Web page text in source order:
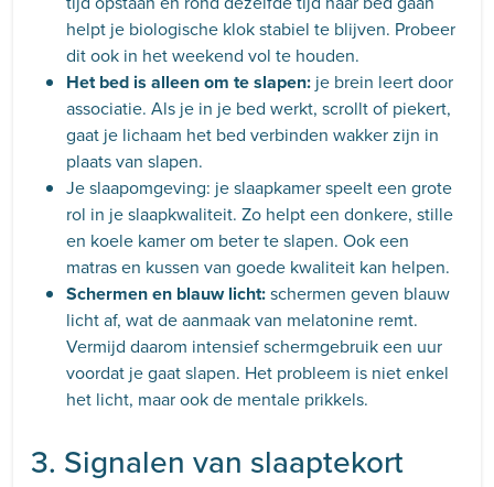
helpt je biologische klok stabiel te blijven. Probeer
dit ook in het weekend vol te houden.
Het bed is alleen om te slapen: je brein leert door
associatie. Als je in je bed werkt, scrollt of piekert,
gaat je lichaam het bed verbinden wakker zijn in
plaats van slapen.
Je slaapomgeving: je slaapkamer speelt een grote
rol in je slaapkwaliteit. Zo helpt een donkere, stille
en koele kamer om beter te slapen. Ook een
matras en kussen van goede kwaliteit kan helpen.
Schermen en blauw licht:schermen geven blauw
licht af, wat de aanmaak van melatonine remt.
Vermijd daarom intensief schermgebruik een uur
voordat je gaat slapen. Het probleem is niet enkel
het licht, maar ook de mentale prikkels.
3. Signalen van slaaptekort